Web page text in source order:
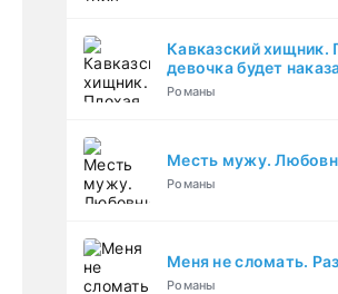
Кавказский хищник.
девочка будет
Романы
Месть мужу.
Романы
Меня не сломать.
Романы